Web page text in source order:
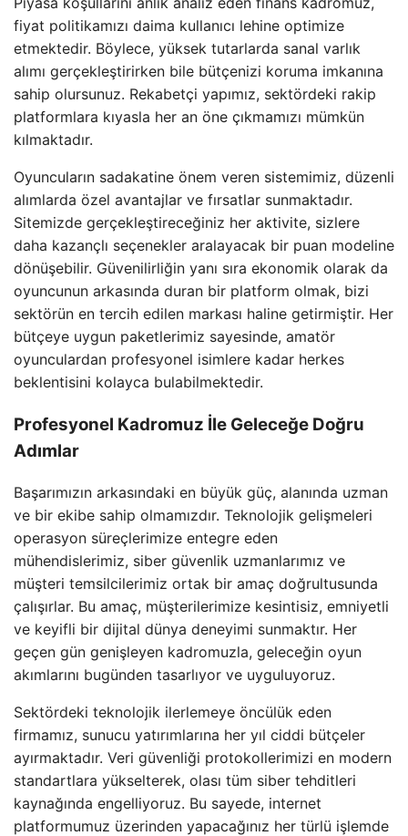
fiyat politikamızı daima kullanıcı lehine optimize
etmektedir. Böylece, yüksek tutarlarda sanal varlık
alımı gerçekleştirirken bile bütçenizi koruma imkanına
sahip olursunuz. Rekabetçi yapımız, sektördeki rakip
platformlara kıyasla her an öne çıkmamızı mümkün
kılmaktadır.
Oyuncuların sadakatine önem veren sistemimiz, düzenli
alımlarda özel avantajlar ve fırsatlar sunmaktadır.
Sitemizde gerçekleştireceğiniz her aktivite, sizlere
daha kazançlı seçenekler aralayacak bir puan modeline
dönüşebilir. Güvenilirliğin yanı sıra ekonomik olarak da
oyuncunun arkasında duran bir platform olmak, bizi
sektörün en tercih edilen markası haline getirmiştir. Her
bütçeye uygun paketlerimiz sayesinde, amatör
oyunculardan profesyonel isimlere kadar herkes
beklentisini kolayca bulabilmektedir.
Profesyonel Kadromuz İle Geleceğe Doğru
Adımlar
Başarımızın arkasındaki en büyük güç, alanında uzman
ve bir ekibe sahip olmamızdır. Teknolojik gelişmeleri
operasyon süreçlerimize entegre eden
mühendislerimiz, siber güvenlik uzmanlarımız ve
müşteri temsilcilerimiz ortak bir amaç doğrultusunda
çalışırlar. Bu amaç, müşterilerimize kesintisiz, emniyetli
ve keyifli bir dijital dünya deneyimi sunmaktır. Her
geçen gün genişleyen kadromuzla, geleceğin oyun
akımlarını bugünden tasarlıyor ve uyguluyoruz.
Sektördeki teknolojik ilerlemeye öncülük eden
firmamız, sunucu yatırımlarına her yıl ciddi bütçeler
ayırmaktadır. Veri güvenliği protokollerimizi en modern
standartlara yükselterek, olası tüm siber tehditleri
kaynağında engelliyoruz. Bu sayede, internet
platformumuz üzerinden yapacağınız her türlü işlemde